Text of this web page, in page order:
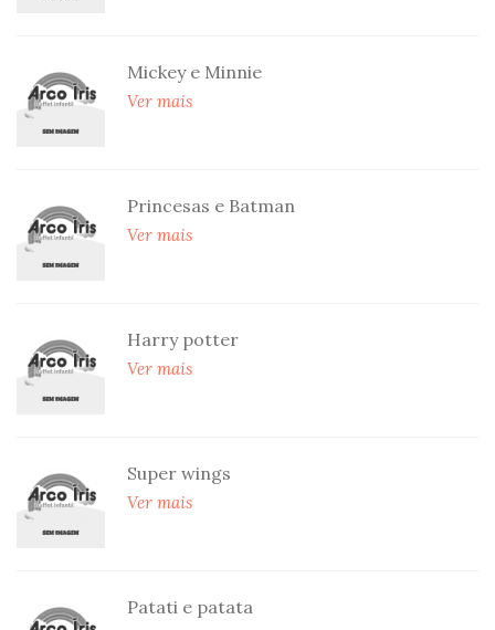
Mickey e Minnie
Ver mais
Princesas e Batman
Ver mais
Harry potter
Ver mais
Super wings
Ver mais
Patati e patata